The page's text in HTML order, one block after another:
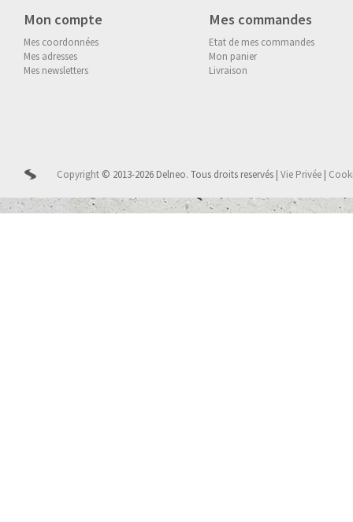
Mon compte
Mes coordonnées
Mes adresses
Mes newsletters
Mes commandes
Etat de mes commandes
Mon panier
Livraison
Copyright © 2013-2026 Delneo. Tous droits reservés | Vie Privée |